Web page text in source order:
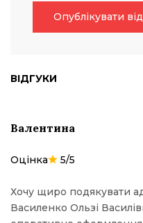
ВІДГУКИ
Валентина
Оцінка 5/5
Хочу щиро подякувати
Василенко Ользі
Опублікувати